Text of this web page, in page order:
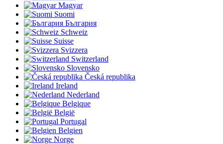
Magyar
Suomi
България
Schweiz
Suisse
Svizzera
Switzerland
Slovensko
Česká republika
Ireland
Nederland
Belgique
België
Portugal
Belgien
Norge